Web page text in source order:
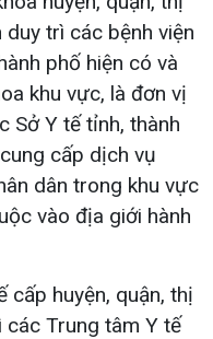
duy trì các bệnh viện
phố hiện có và
khu vực, là đơn vị
Sở Y tế tỉnh, thành
cấp dịch vụ
dân trong khu vực
vào địa giới hành
cấp huyện, quận, thị
các Trung tâm Y tế